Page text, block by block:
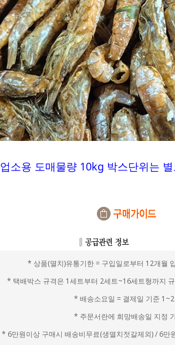
업소용 도매물량 10kg 박스단위는
* 상품(멸치)유통기한 = 구입일로부터 12개월
* 택배박스 규격은 1세트부터 2세트~16세트형까지
* 배송소요일 = 결제일 기준 1~2
* 주문서란에 희망배송일 지정
* 6만원이상 구매시 배송비무료(생멸치젓갈제외) / 6만